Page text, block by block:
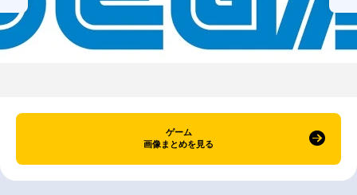
ゲーム
画像まとめを見る